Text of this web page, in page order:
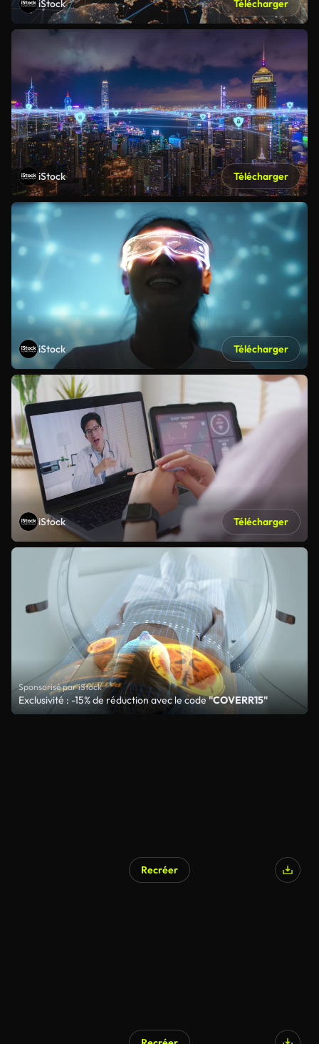
iStock Télécharger
iStock Télécharger
iStock Télécharger
iStock Télécharger
Sponsorisé par iStock
Exclusivité : -15% de réduction avec le code"COVERR15"
Recréer